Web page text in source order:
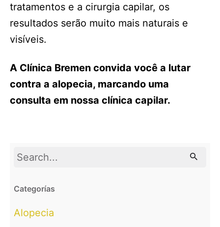
tratamentos e a cirurgia capilar, os
resultados serão muito mais naturais e
visíveis.
A Clínica Bremen convida você a lutar
contra a alopecia, marcando uma
consulta em nossa clínica capilar.
Search
Categorías
Alopecia